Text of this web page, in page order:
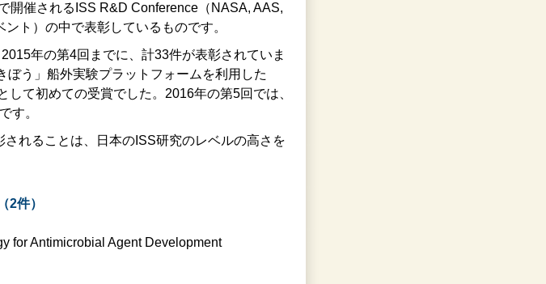
開催されるISS R&D Conference（NASA, AAS,
ト）の中で表彰しているものです。
年の第4回までに、計33件が表彰されていま
う」船外実験プラットフォームを利用した
して初めての受賞でした。2016年の第5回では、
す。
れることは、日本のISS研究のレベルの高さを
2件）
for Antimicrobial Agent Development